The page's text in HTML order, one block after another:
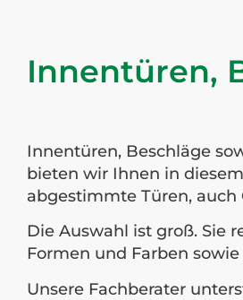
Innentüren,
Innentüren, Beschläge
bieten wir Ihnen in
abgestimmte Türen,
Die Auswahl ist groß. Sie
Formen und Farben
Unsere Fachberater